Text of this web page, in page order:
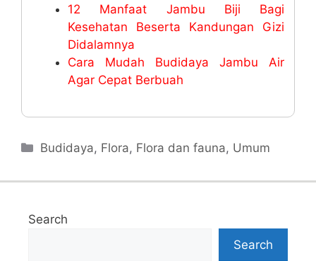
12 Manfaat Jambu Biji Bagi
Kesehatan Beserta Kandungan Gizi
Didalamnya
Cara Mudah Budidaya Jambu Air
Agar Cepat Berbuah
Categories
Budidaya, Flora, Flora dan fauna, Umum
Search
Search